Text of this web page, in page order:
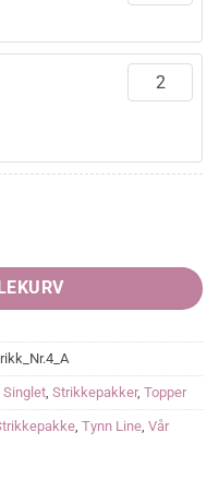
Singlet, Strikkepakker, Topper
, Tynn Line, Vår